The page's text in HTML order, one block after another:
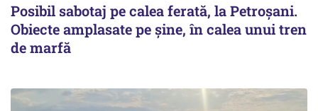
Posibil sabotaj pe calea ferată, la Petroșani.
Obiecte amplasate pe șine, în calea unui tren
de marfă